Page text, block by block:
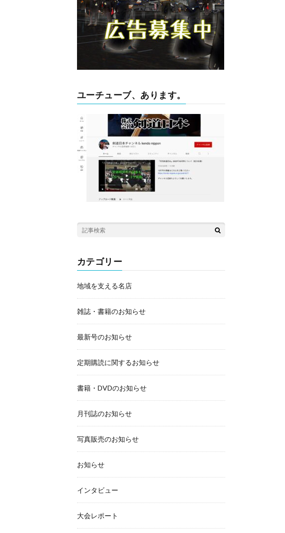
ユーチューブ、あります。
カテゴリー
地域を支える名店
雑誌・書籍のお知らせ
最新号のお知らせ
定期購読に関するお知らせ
書籍・DVDのお知らせ
月刊誌のお知らせ
写真販売のお知らせ
お知らせ
インタビュー
大会レポート